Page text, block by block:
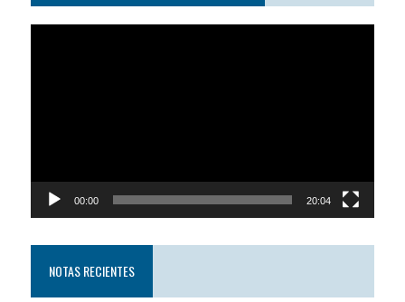
00:00 20:04
NOTAS RECIENTES